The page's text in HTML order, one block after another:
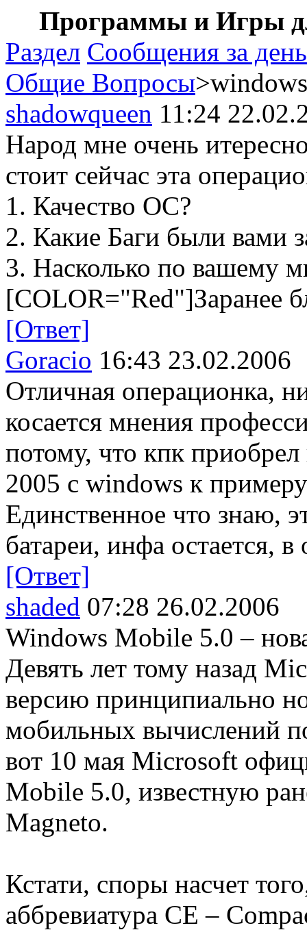
Программы и Игры
Раздел Сообщения за день
Общие Вопросы
shadowqueen 11:24
Народ мне очень
стоит сейчас эта
1. Качество ОС?
2. Какие Баги были вами
3. Насколько по вашему
[COLOR="Red"]Заранее
[Ответ]
Goracio 16:43 23.02.2006
Отличная операционка,
косается мнения
потому, что кпк
2005 с windows к
Единственное что знаю,
батареи, инфа остается,
[Ответ]
shaded 07:28 26.02.2006
Windows Mobile 5.0 –
Девять лет тому назад
версию принципиально
мобильных вычислений
вот 10 мая Microsoft
Mobile 5.0, известную
Magneto.
Кстати, споры насчет
аббревиатура CE –